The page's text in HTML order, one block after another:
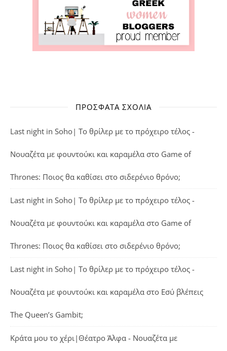
ΠΡΌΣΦΑΤΑ ΣΧΌΛΙΑ
Last night in Soho| Το θρίλερ με το πρόχειρο τέλος -
Νουαζέτα με φουντούκι και καραμέλα στο Game of
Thrones: Ποιος θα καθίσει στο σιδερένιο θρόνο;
Last night in Soho| Το θρίλερ με το πρόχειρο τέλος -
Νουαζέτα με φουντούκι και καραμέλα στο Game of
Thrones: Ποιος θα καθίσει στο σιδερένιο θρόνο;
Last night in Soho| Το θρίλερ με το πρόχειρο τέλος -
Νουαζέτα με φουντούκι και καραμέλα στο Εσύ βλέπεις
The Queen’s Gambit;
Κράτα μου το χέρι|Θέατρο Άλφα - Νουαζέτα με